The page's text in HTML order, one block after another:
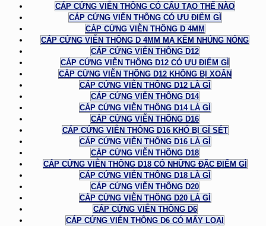
CÁP CỨNG VIỄN THÔNG CÓ CẤU TẠO THẾ NÀO
CÁP CỨNG VIỄN THÔNG CÓ ƯU ĐIỂM GÌ
CÁP CỨNG VIỄN THÔNG D 4MM
CÁP CỨNG VIỄN THÔNG D 4MM MẠ KẼM NHÚNG NÓNG
CÁP CỨNG VIỄN THÔNG D12
CÁP CỨNG VIỄN THÔNG D12 CÓ ƯU ĐIỂM GÌ
CÁP CỨNG VIỄN THÔNG D12 KHÔNG BỊ XOẮN
CÁP CỨNG VIỄN THÔNG D12 LÀ GÌ
CÁP CỨNG VIỄN THÔNG D14
CÁP CỨNG VIỄN THÔNG D14 LÀ GÌ
CÁP CỨNG VIỄN THÔNG D16
CÁP CỨNG VIỄN THÔNG D16 KHÓ BỊ GỈ SÉT
CÁP CỨNG VIỄN THÔNG D16 LÀ GÌ
CÁP CỨNG VIỄN THÔNG D18
CÁP CỨNG VIỄN THÔNG D18 CÓ NHỮNG ĐẶC ĐIỂM GÌ
CÁP CỨNG VIỄN THÔNG D18 LÀ GÌ
CÁP CỨNG VIỄN THÔNG D20
CÁP CỨNG VIỄN THÔNG D20 LÀ GÌ
CÁP CỨNG VIỄN THÔNG D6
CÁP CỨNG VIỄN THÔNG D6 CÓ MẤY LOẠI